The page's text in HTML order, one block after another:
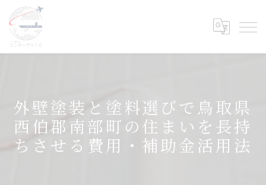
外壁塗装と塗料選びで鳥取県
西伯郡南部町の住まいを長持
ちさせる費用・補助金活用法